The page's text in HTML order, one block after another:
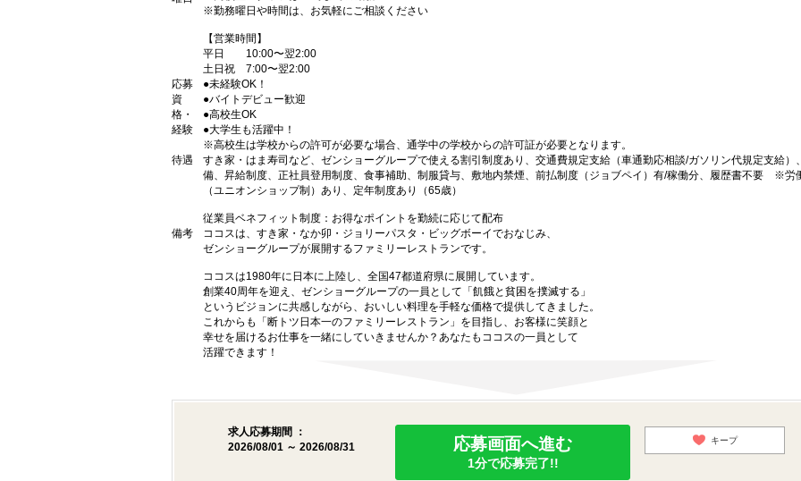
※勤務曜日や時間は、お気軽にご相談ください
【営業時間】
平日 10:00〜翌2:00
土日祝 7:00〜翌2:00
応募
資
格・
経験
●未経験OK！
●バイトデビュー歓迎
●高校生OK
●大学生も活躍中！
※高校生は学校からの許可が必要な場合、通学中の学校からの許可証が必要となります。
待遇
すき家・はま寿司など、ゼンショーグループで使える割引制度あり、交通費規定支給（車通勤応相談/ガソリン代規定支給）
備、昇給制度、正社員登用制度、食事補助、制服貸与、敷地内禁煙、前払制度（ジョブペイ）有/稼働分、履歴書不要 ※労
（ユニオンショップ制）あり、定年制度あり（65歳）
従業員ベネフィット制度：お得なポイントを勤続に応じて配布
備考
ココスは、すき家・なか卯・ジョリーパスタ・ビッグボーイでおなじみ、
ゼンショーグループが展開するファミリーレストランです。
ココスは1980年に日本に上陸し、全国47都道府県に展開しています。
創業40周年を迎え、ゼンショーグループの一員として「飢餓と貧困を撲滅する」
というビジョンに共感しながら、おいしい料理を手軽な価格で提供してきました。
これからも「断トツ日本一のファミリーレストラン」を目指し、お客様に笑顔と
幸せを届けるお仕事を一緒にしていきませんか？あなたもココスの一員として
活躍できます！
求人応募期間 ：
2026/08/01 ～ 2026/08/31
応募画面へ進む
1分で応募完了!!
キープ